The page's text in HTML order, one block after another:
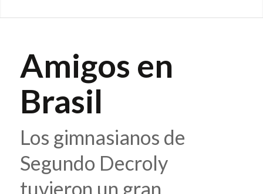
Amigos en
Brasil
Los gimnasianos de
Segundo Decroly
tuvieron un gran